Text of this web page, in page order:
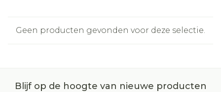
Geen producten gevonden voor deze selectie.
Blijf op de hoogte van nieuwe producten